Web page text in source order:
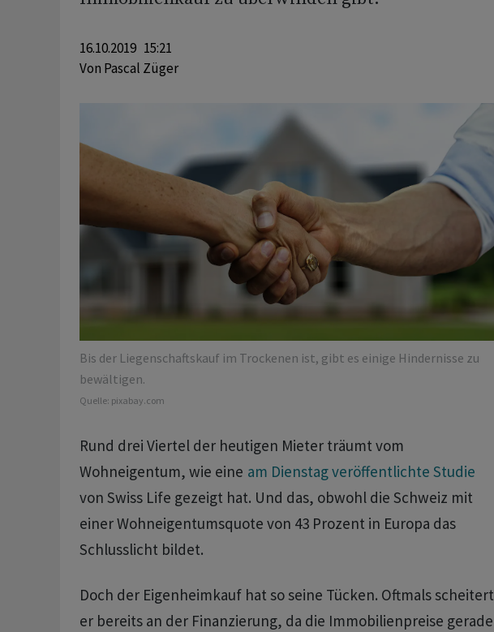
16.10.2019 15:21
Von Pascal Züger
Bis der Liegenschaftskauf im Trockenen ist, gibt es einige Hindernisse zu
bewältigen.
Quelle: pixabay.com
Rund drei Viertel der heutigen Mieter träumt vom
Wohneigentum, wie eine am Dienstag veröffentlichte Studie
von Swiss Life gezeigt hat. Und das, obwohl die Schweiz mit
einer Wohneigentumsquote von 43 Prozent in Europa das
Schlusslicht bildet.
Doch der Eigenheimkauf hat so seine Tücken. Oftmals scheitert
er bereits an der Finanzierung, da die Immobilienpreise gerade